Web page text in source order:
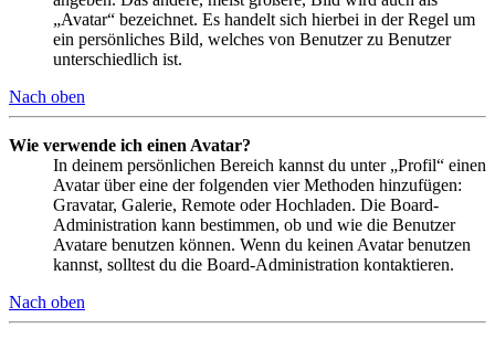
„Avatar“ bezeichnet. Es handelt sich hierbei in der Regel um
ein persönliches Bild, welches von Benutzer zu Benutzer
unterschiedlich ist.
Nach oben
Wie verwende ich einen Avatar?
In deinem persönlichen Bereich kannst du unter „Profil“ einen
Avatar über eine der folgenden vier Methoden hinzufügen:
Gravatar, Galerie, Remote oder Hochladen. Die Board-
Administration kann bestimmen, ob und wie die Benutzer
Avatare benutzen können. Wenn du keinen Avatar benutzen
kannst, solltest du die Board-Administration kontaktieren.
Nach oben